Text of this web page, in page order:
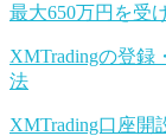
最大650万円を受
XMTradingの登録
法
XMTrading口座開